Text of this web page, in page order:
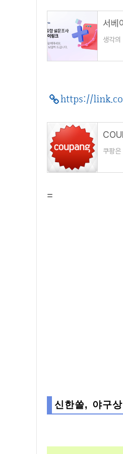
서베
생각
https://
쿠팡은
=
신한쏠, 야구